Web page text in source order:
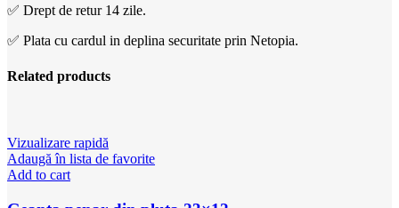
✅ Drept de retur 14 zile.
✅ Plata cu cardul in deplina securitate prin Netopia.
Related products
Vizualizare rapidă
Adaugă în lista de favorite
Add to cart